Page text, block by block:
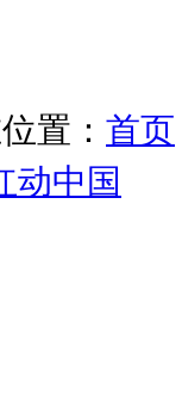
置： 首页
动中国